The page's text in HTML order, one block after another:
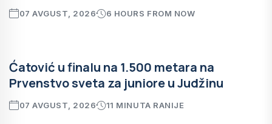
07 AVGUST, 2026 6 HOURS FROM NOW
Ćatović u finalu na 1.500 metara na
Prvenstvo sveta za juniore u Judžinu
07 AVGUST, 2026 11 MINUTA RANIJE